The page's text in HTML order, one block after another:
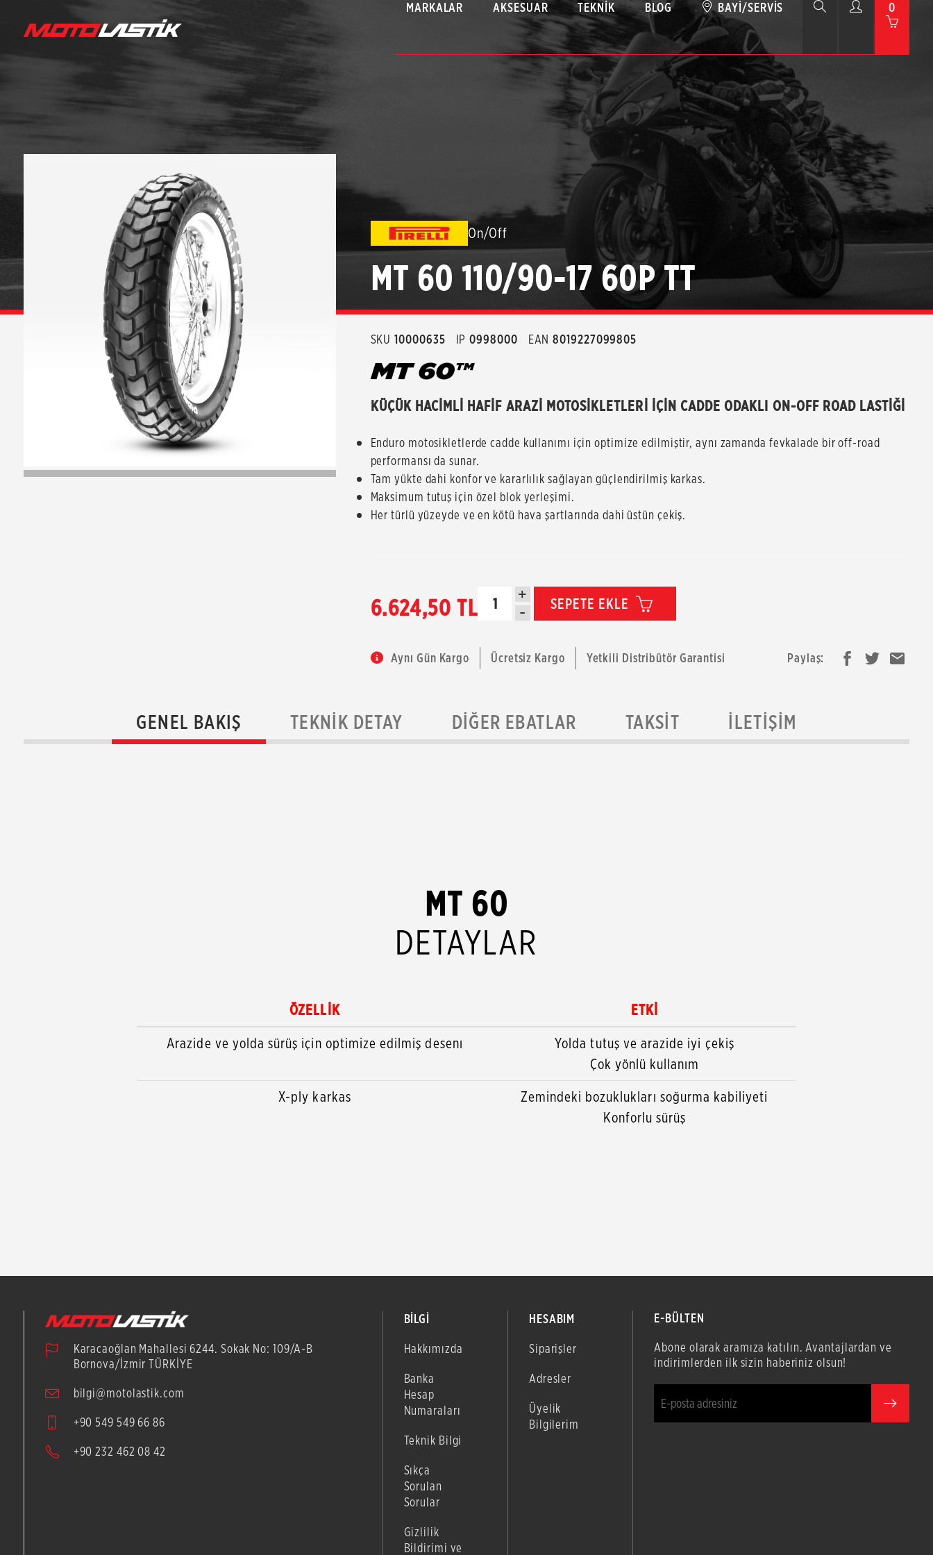
MARKALAR AKSESUAR TEKNIK BLOG BAYI/SERVIS 0
On/Off
MT 60 110/90-17 60P TT
SKU 10000635 IP 0998000 EAN 8019227099805
KÜÇÜK HACİMLİ HAFİF ARAZİ MOTOSİKLETLERİ İÇİN CADDE ODAKLI ON-OFF ROAD LASTİĞİ
Enduro motosikletlerde cadde kullanımı için optimize edilmiştir, aynı zamanda fevkalade bir off-road
performansı da sunar.
Tam yükte dahi konfor ve kararlılık sağlayan güçlendirilmiş karkas.
Maksimum tutuş için özel blok yerleşimi.
Her türlü yüzeyde ve en kötü hava şartlarında dahi üstün çekiş.
6.624,50 TL +
- SEPETE EKLE
Aynı Gün Kargo Ücretsiz Kargo Yetkili Distribütör Garantisi Paylaş:
GENEL BAKIŞ TEKNIK DETAY DIĞER EBATLAR TAKSIT İLETIŞIM
MT 60
DETAYLAR
ÖZELLİK
ETKİ
Arazide ve yolda sürüş için optimize edilmiş desenı
Yolda tutuş ve arazide iyi çekiş
Çok yönlü kullanım
X-ply karkas
Zemindeki bozuklukları soğurma kabiliyeti
Konforlu sürüş
Karacaoğlan Mahallesi 6244. Sokak No: 109/A-B
Bornova/İzmir TÜRKİYE
bilgi@motolastik.com
+90 549 549 66 86
+90 232 462 08 42
BİLGİ
Hakkımızda
Banka
Hesap
Numaraları
Teknik Bilgi
Sıkça
Sorulan
Sorular
Gizlilik
Bildirimi ve
HESABIM
Siparişler
Adresler
Üyelik
Bilgilerim
E-BÜLTEN
Abone olarak aramıza katılın. Avantajlardan ve
indirimlerden ilk sizin haberiniz olsun!